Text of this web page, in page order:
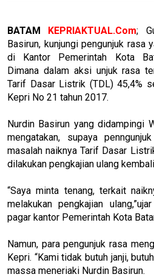
BATAM KEPRIAKTUAL.Com;
Basirun, kunjungi pengunjuk rasa
di Kantor Pemerintah Kota
Dimana dalam aksi unjuk rasa
Tarif Dasar Listrik (TDL) 45,4%
Kepri No 21 tahun 2017.
Nurdin Basirun yang didampingi
mengatakan, supaya
masalah naiknya Tarif Dasar
dilakukan pengkajian ulang
“Saya minta tenang, terkait
melakukan pengkajian
pagar kantor Pemerintah Kota
Namun, para pengunjuk rasa
Kepri. “Kami tidak butuh janji,
massa meneriaki Nurdin Basirun.